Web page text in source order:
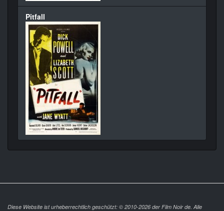
Pitfall
Diese Website ist urheberrechtlich geschützt: © 2010-2026 der Film Noir de. Alle